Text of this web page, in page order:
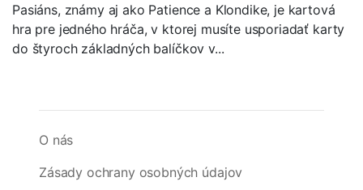
Pasiáns, známy aj ako Patience a Klondike, je kartová
hra pre jedného hráča, v ktorej musíte usporiadať karty
do štyroch základných balíčkov v...
O nás
Zásady ochrany osobných údajov